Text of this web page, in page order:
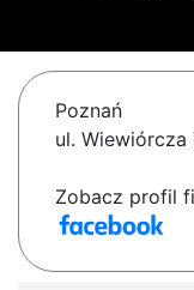
Poznań
ul. Wiewiórcza
Zobacz profil